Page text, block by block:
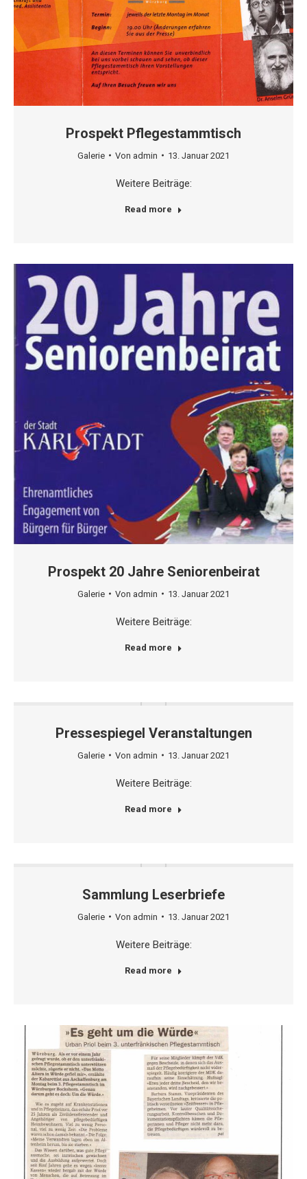
Prospekt Pflegestammtisch
Galerie Von admin 13. Januar 2021
Weitere Beiträge:
Read more
Prospekt 20 Jahre Seniorenbeirat
Galerie Von admin 13. Januar 2021
Weitere Beiträge:
Read more
Pressespiegel Veranstaltungen
Galerie Von admin 13. Januar 2021
Weitere Beiträge:
Read more
Sammlung Leserbriefe
Galerie Von admin 13. Januar 2021
Weitere Beiträge:
Read more